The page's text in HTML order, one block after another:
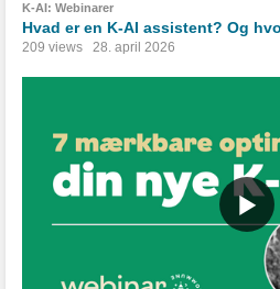
K-AI: Webinarer
Hvad er en K-AI assistent? Og
209 views 28. april 2026